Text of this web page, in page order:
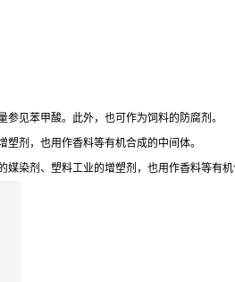
见苯甲酸。此外，也可作为饲料的防腐剂。
剂，也用作香料等有机合成的中间体。
染剂、塑料工业的增塑剂，也用作香料等有机